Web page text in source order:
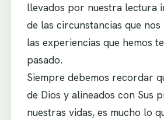
llevados por nuestra lectura
de las circunstancias que
las experiencias que hemos
pasado.
Siempre debemos recordar
de Dios y alineados con Sus
nuestras vidas, es mucho lo